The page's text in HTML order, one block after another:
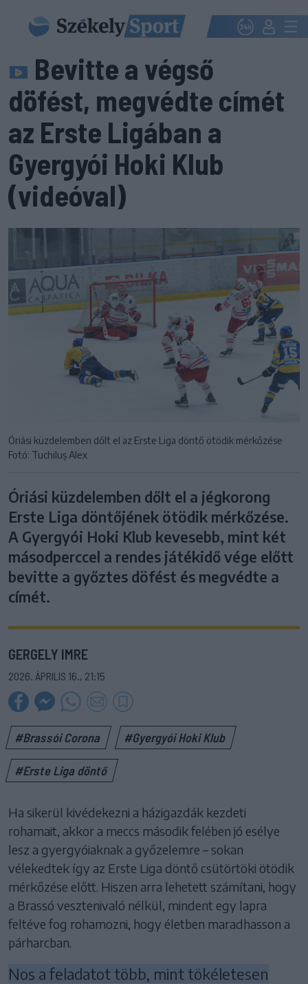
Bevitte a végső
döfést, megvédte címét
az Erste Ligában a
Gyergyói Hoki Klub
(videóval)
Óriási küzdelemben dőlt el az Erste Liga döntő ötödik mérkőzése
Fotó: Tuchiluș Alex
Óriási küzdelemben dőlt el a jégkorong
Erste Liga döntőjének ötödik mérkőzése.
A Gyergyói Hoki Klub kevesebb, mint két
másodperccel a rendes játékidő vége előtt
bevitte a győztes döfést és megvédte a
címét.
GERGELY IMRE
2026. ÁPRILIS 16., 21:15
#Brassói Corona #Gyergyói Hoki Klub
#Erste Liga döntő
Ha sikerül kivédekezni a házigazdák kezdeti
rohamait, akkor a meccs második felében jó esélye
lesz a gyergyóiaknak a győzelemre – sokan
vélekedtek így az Erste Liga döntő csütörtöki ötödik
mérkőzése előtt. Hiszen arra lehetett számítani, hogy
a Brassó vesztenivaló nélkül, mindent egy lapra
feltéve fog rohamozni, hogy életben maradhasson a
párharcban.
Nos a feladatot több, mint tökéletesen